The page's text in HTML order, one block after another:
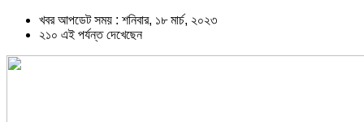
খবর আপডেট সময় : শনিবার, ১৮ মার্চ, ২০২৩
২১০ এই পর্যন্ত দেখেছেন